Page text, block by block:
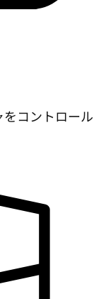
コントロール